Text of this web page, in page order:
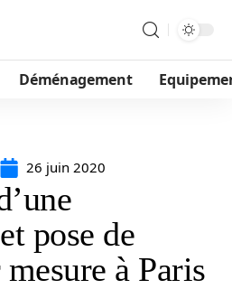
Déménagement
26 juin 2020
pose de
à Paris